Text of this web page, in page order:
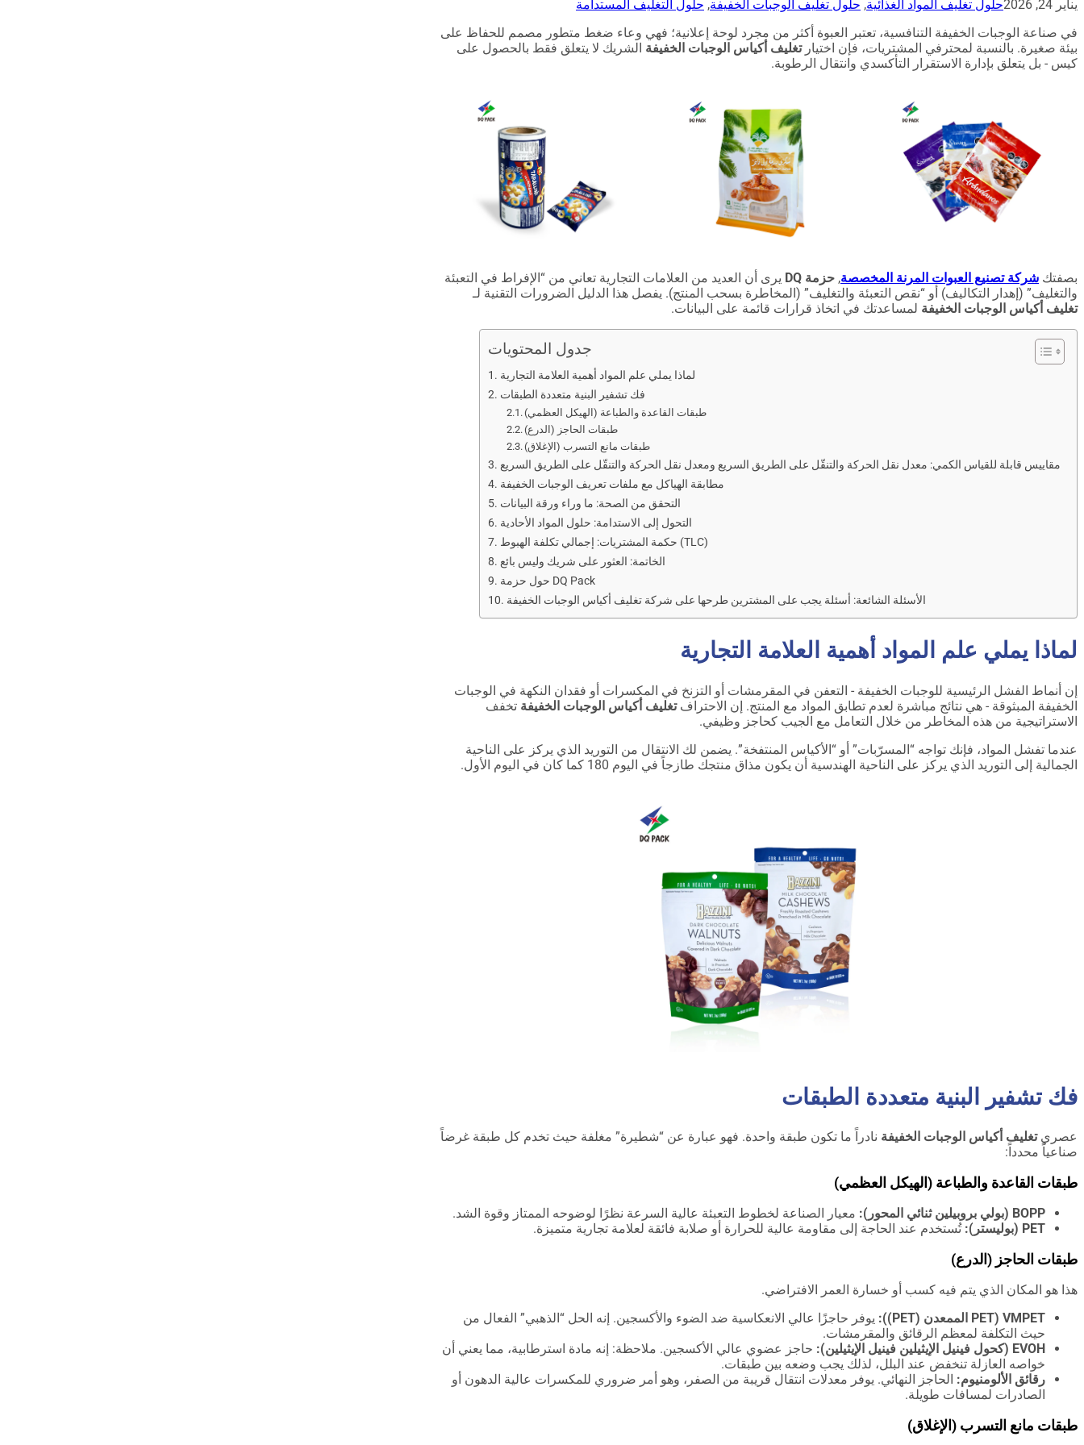
يناير 24, 2026 حلول تغليف المواد الغذائية, حلول تغليف الوجبات الخفيفة, حلول التغليف المستدامة
في صناعة الوجبات الخفيفة التنافسية، تعتبر العبوة أكثر من مجرد لوحة إعلانية؛ فهي وعاء ضغط متطور مصمم للحفاظ على
بيئة صغيرة. بالنسبة لمحترفي المشتريات، فإن اختيارتغليف أكياس الوجبات الخفيفة الشريك لا يتعلق فقط بالحصول على
كيس - بل يتعلق بإدارة الاستقرار التأكسدي وانتقال الرطوبة.
بصفتك شركة تصنيع العبوات المرنة المخصصة, حزمة DQ
يرى أن العديد من العلامات التجارية تعاني من “الإفراط في التعبئة
والتغليف” (إهدار التكاليف) أو “نقص التعبئة والتغليف” (المخاطرة بسحب المنتج). يفصل هذا الدليل الضرورات التقنية لـ
تغليف أكياس الوجبات الخفيفة لمساعدتك في اتخاذ قرارات قائمة على البيانات.
جدول المحتويات
لماذا يملي علم المواد أهمية العلامة التجارية
فك تشفير البنية متعددة الطبقات
طبقات القاعدة والطباعة (الهيكل العظمي)
طبقات الحاجز (الدرع)
طبقات مانع التسرب (الإغلاق)
مقاييس قابلة للقياس الكمي: معدل نقل الحركة والتنقّل على الطريق السريع ومعدل نقل الحركة والتنقّل على الطريق السريع
مطابقة الهياكل مع ملفات تعريف الوجبات الخفيفة
التحقق من الصحة: ما وراء ورقة البيانات
التحول إلى الاستدامة: حلول المواد الأحادية
حكمة المشتريات: إجمالي تكلفة الهبوط (TLC)
الخاتمة: العثور على شريك وليس بائع
حول حزمة DQ Pack
الأسئلة الشائعة: أسئلة يجب على المشترين طرحها على شركة تغليف أكياس الوجبات الخفيفة
لماذا يملي علم المواد أهمية العلامة التجارية
إن أنماط الفشل الرئيسية للوجبات الخفيفة - التعفن في المقرمشات أو التزنخ في المكسرات أو فقدان النكهة في الوجبات
الخفيفة المبثوقة - هي نتائج مباشرة لعدم تطابق المواد مع المنتج. إن الاحترافتغليف أكياس الوجبات الخفيفة تخفف
الاستراتيجية من هذه المخاطر من خلال التعامل مع الجيب كحاجز وظيفي.
عندما تفشل المواد، فإنك تواجه “المسرّبات” أو “الأكياس المنتفخة”. يضمن لك الانتقال من التوريد الذي يركز على الناحية
الجمالية إلى التوريد الذي يركز على الناحية الهندسية أن يكون مذاق منتجك طازجاً في اليوم 180 كما كان في اليوم الأول.
فك تشفير البنية متعددة الطبقات
عصريتغليف أكياس الوجبات الخفيفة نادراً ما تكون طبقة واحدة. فهو عبارة عن “شطيرة” مغلفة حيث تخدم كل طبقة غرضاً
صناعياً محدداً:
طبقات القاعدة والطباعة (الهيكل العظمي)
BOPP (بولي بروبيلين ثنائي المحور):
معيار الصناعة لخطوط التعبئة عالية السرعة نظرًا لوضوحه الممتاز وقوة الشد.
PET (بوليستر):
تُستخدم عند الحاجة إلى مقاومة عالية للحرارة أو صلابة فائقة لعلامة تجارية متميزة.
طبقات الحاجز (الدرع)
هذا هو المكان الذي يتم فيه كسب أو خسارة العمر الافتراضي.
VMPET (PET الممعدن (PET)):
يوفر حاجزًا عالي الانعكاسية ضد الضوء والأكسجين. إنه الحل “الذهبي” الفعال من
حيث التكلفة لمعظم الرقائق والمقرمشات.
EVOH (كحول فينيل الإيثيلين فينيل الإيثيلين):
حاجز عضوي عالي الأكسجين. ملاحظة: إنه مادة استرطابية، مما يعني أن
خواصه العازلة تنخفض عند البلل، لذلك يجب وضعه بين طبقات.
رقائق الألومنيوم: الحاجز النهائي. يوفر معدلات انتقال قريبة من الصفر، وهو أمر ضروري للمكسرات عالية الدهون أو
الصادرات لمسافات طويلة.
طبقات مانع التسرب (الإغلاق)